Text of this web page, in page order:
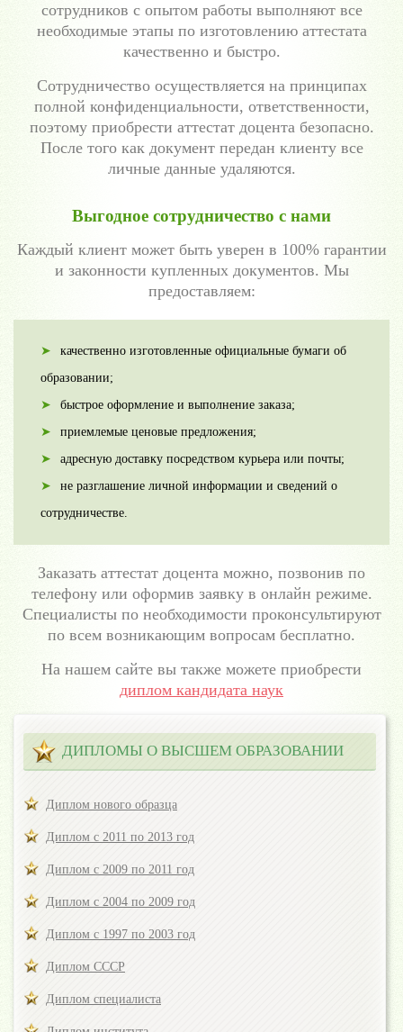
сотрудников с опытом работы выполняют все
необходимые этапы по изготовлению аттестата
качественно и быстро.
Сотрудничество осуществляется на принципах
полной конфиденциальности, ответственности,
поэтому приобрести аттестат доцента безопасно.
После того как документ передан клиенту все
личные данные удаляются.
Выгодное сотрудничество с нами
Каждый клиент может быть уверен в 100% гарантии
и законности купленных документов. Мы
предоставляем:
качественно изготовленные официальные бумаги об
образовании;
быстрое оформление и выполнение заказа;
приемлемые ценовые предложения;
адресную доставку посредством курьера или почты;
не разглашение личной информации и сведений о
сотрудничестве.
Заказать аттестат доцента можно, позвонив по
телефону или оформив заявку в онлайн режиме.
Специалисты по необходимости проконсультируют
по всем возникающим вопросам бесплатно.
На нашем сайте вы также можете приобрести
диплом кандидата наук
ДИПЛОМЫ О ВЫСШЕМ ОБРАЗОВАНИИ
Диплом нового образца
Диплом с 2011 по 2013 год
Диплом с 2009 по 2011 год
Диплом с 2004 по 2009 год
Диплом с 1997 по 2003 год
Диплом СССР
Диплом специалиста